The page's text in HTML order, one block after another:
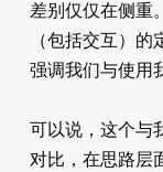
差别仅仅在侧重
（包括交互）
强调我们与使用
可以说，这个与
对比，在思路层